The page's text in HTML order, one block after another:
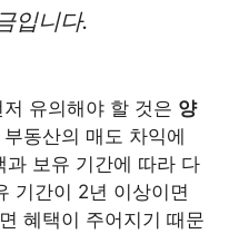
입니다.
유의해야 할 것은 양
동산의 매도 차익에
과 보유 기간에 따라 다
기간이 2년 이상이면
혜택이 주어지기 때문